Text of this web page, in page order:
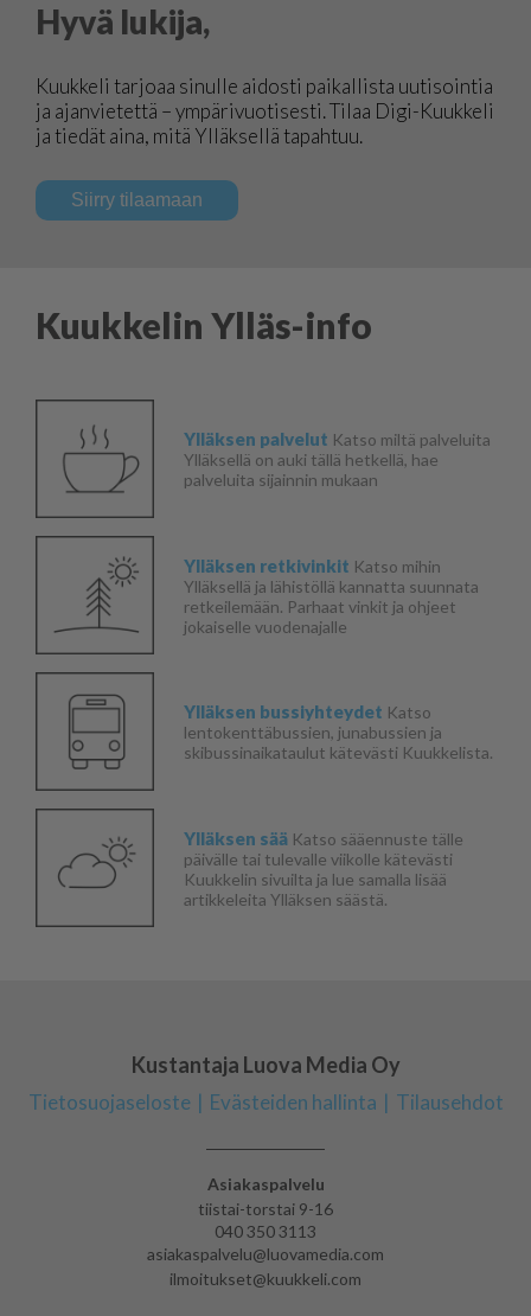
Hyvä lukija,
Kuukkeli tarjoaa sinulle aidosti paikallista uutisointia
ja ajanvietettä – ympärivuotisesti. Tilaa Digi-Kuukkeli
ja tiedät aina, mitä Ylläksellä tapahtuu.
Siirry tilaamaan
Kuukkelin Ylläs-info
Ylläksen palvelut Katso miltä palveluita
Ylläksellä on auki tällä hetkellä, hae
palveluita sijainnin mukaan
Ylläksen retkivinkit Katso mihin
Ylläksellä ja lähistöllä kannatta suunnata
retkeilemään. Parhaat vinkit ja ohjeet
jokaiselle vuodenajalle
Ylläksen bussiyhteydet Katso
lentokenttäbussien, junabussien ja
skibussinaikataulut kätevästi Kuukkelista.
Ylläksen sää Katso sääennuste tälle
päivälle tai tulevalle viikolle kätevästi
Kuukkelin sivuilta ja lue samalla lisää
artikkeleita Ylläksen säästä.
Kustantaja Luova Media Oy
Tietosuojaseloste Evästeiden hallinta Tilausehdot
Asiakaspalvelu
tiistai-torstai 9-16
040 350 3113
asiakaspalvelu@luovamedia.com
ilmoitukset@kuukkeli.com